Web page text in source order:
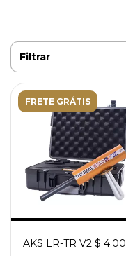
Filtrar
FRETE GRÁTIS
AKS LR-TR V2 $